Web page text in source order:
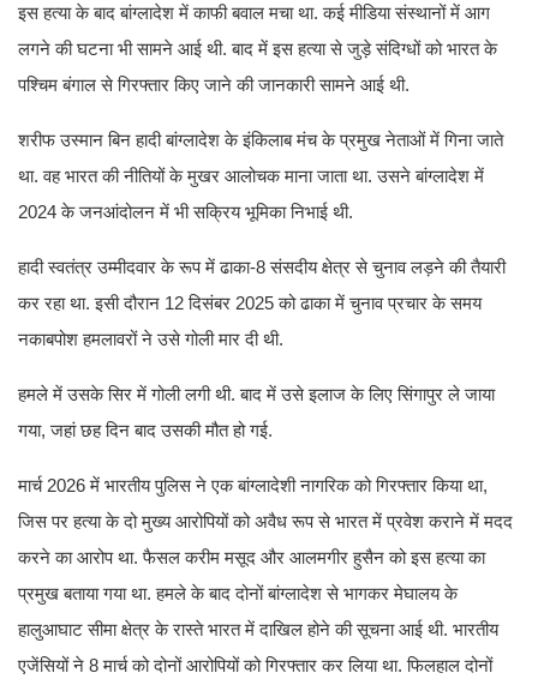
इस हत्या के बाद बांग्लादेश में काफी बवाल मचा था. कई मीडिया संस्थानों में आग
लगने की घटना भी सामने आई थी. बाद में इस हत्या से जुड़े संदिग्धों को भारत के
पश्चिम बंगाल से गिरफ्तार किए जाने की जानकारी सामने आई थी.
शरीफ उस्मान बिन हादी बांग्लादेश के इंकिलाब मंच के प्रमुख नेताओं में गिना जाते
था. वह भारत की नीतियों के मुखर आलोचक माना जाता था. उसने बांग्लादेश में
2024 के जनआंदोलन में भी सक्रिय भूमिका निभाई थी.
हादी स्वतंत्र उम्मीदवार के रूप में ढाका-8 संसदीय क्षेत्र से चुनाव लड़ने की तैयारी
कर रहा था. इसी दौरान 12 दिसंबर 2025 को ढाका में चुनाव प्रचार के समय
नकाबपोश हमलावरों ने उसे गोली मार दी थी.
हमले में उसके सिर में गोली लगी थी. बाद में उसे इलाज के लिए सिंगापुर ले जाया
गया, जहां छह दिन बाद उसकी मौत हो गई.
मार्च 2026 में भारतीय पुलिस ने एक बांग्लादेशी नागरिक को गिरफ्तार किया था,
जिस पर हत्या के दो मुख्य आरोपियों को अवैध रूप से भारत में प्रवेश कराने में मदद
करने का आरोप था. फैसल करीम मसूद और आलमगीर हुसैन को इस हत्या का
प्रमुख बताया गया था. हमले के बाद दोनों बांग्लादेश से भागकर मेघालय के
हालुआघाट सीमा क्षेत्र के रास्ते भारत में दाखिल होने की सूचना आई थी. भारतीय
एजेंसियों ने 8 मार्च को दोनों आरोपियों को गिरफ्तार कर लिया था. फिलहाल दोनों